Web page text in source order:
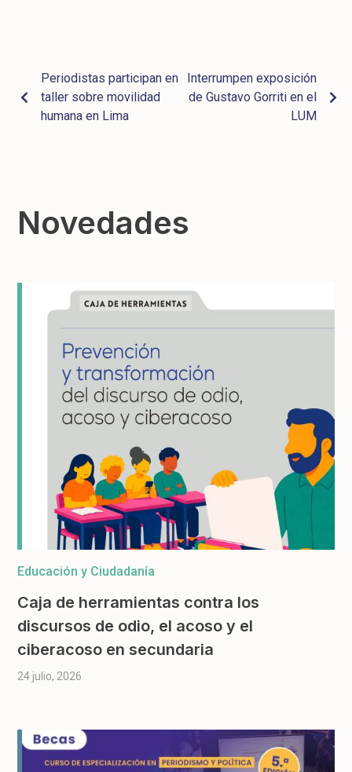
Periodistas participan en
taller sobre movilidad
humana en Lima
Interrumpen exposición
de Gustavo Gorriti en el
LUM
Novedades
Educación y Ciudadanía
Caja de herramientas contra los
discursos de odio, el acoso y el
ciberacoso en secundaria
24 julio, 2026